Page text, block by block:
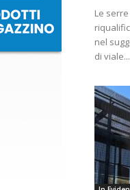
Le
nel
di viale...